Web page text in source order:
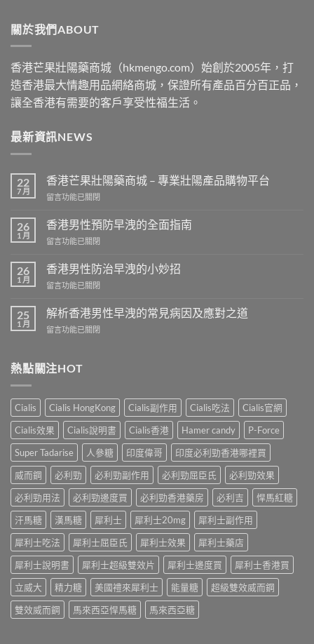
關於我們ABOUT
香港芒果壯陽藥商城（hkmengo.com）始創於2005年，打
造香港最大情趣用品網絡商城，保證所有產品百分百正品，
讓全香港有需要的客戶享受性福生活。
最新資訊NEWS
22
7 月
香港芒果壯陽藥商城 – 專業壯陽產品購物平台
在
港
芒
果
陽
藥
商
–
專
陽
產
購
物
平
台〉
中
留言功能已關閉
26
1 月
香港男性預防早洩的全面指南
在
港
男
性
防
早
洩
面
中
留言功能已關閉
26
1 月
香港男性防治早洩的小妙招
在
港
男
性
早
小
妙
招〉
中
留言功能已關閉
25
1 月
解析香港男性早洩的常見病因及應對之道
在
香
港
性
早
洩
的
常
見
因
及
應
之
道〉
中
留言功能已關閉
熱點關注HOT
Cialis Cialis HongKong Cialis副作用 Cialis吃法
Cialis官網
Cialis效果
Cialis說明書 Cialis香港 Hamer candy
P-Force
Super Tadarise
人參糖 印度偉哥
印度必利勁香港哪裡買
威而鋼
必利勁 必利勁副作用 必利勁屈臣氏
必利勁效果
必利勁用法
必利勁邊度買 必利勁香港藥房 必利吉
悍馬紅糖
汗馬糖
漢馬糖 犀利士 犀利士20mg
犀利士副作用
犀利士吃法
犀利士屈臣氏 犀利士效果
犀利士藥店
犀利士說明書
犀利士超級雙效片 犀利士邊度買
犀利士香港買
立威大
精力糖 美國禮來犀利士 能量糖
超級雙效威而鋼
雙效威而鋼
馬來西亞悍馬糖 馬來西亞糖